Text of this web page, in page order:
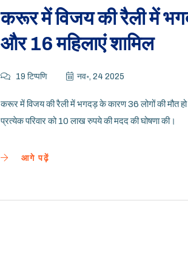
करूर में विजय की रैली में
और 16 महिलाएं शामिल
19 टिप्पणि नव॰, 24 2025
करूर में विजय की रैली में भगदड़ के कारण 36 लोगों की मौत
प्रत्येक परिवार को 10 लाख रुपये की मदद की घोषणा की।
आगे पढ़ें